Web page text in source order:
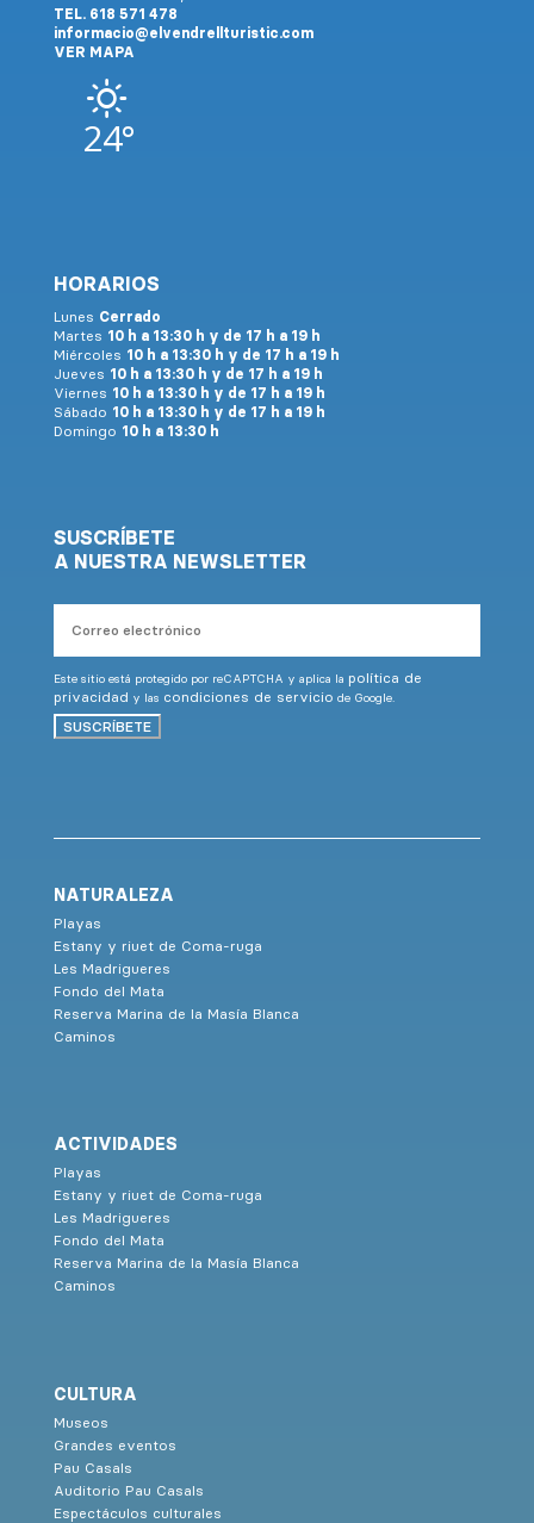
TEL. 618 571 478
informacio@elvendrellturistic.com
VER MAPA
24°
HORARIOS
Lunes Cerrado
Martes 10 h a 13:30 h y de 17 h a 19 h
Miércoles 10 h a 13:30 h y de 17 h a 19 h
Jueves 10 h a 13:30 h y de 17 h a 19 h
Viernes 10 h a 13:30 h y de 17 h a 19 h
Sábado 10 h a 13:30 h y de 17 h a 19 h
Domingo 10 h a 13:30 h
SUSCRÍBETE
A NUESTRA NEWSLETTER
electrónico
Este sitio está protegido por reCAPTCHA y aplica la política de
privacidad y las condiciones de servicio de Google.
SUSCRÍBETE
NATURALEZA
Playas
Estany y riuet de Coma-ruga
Les Madrigueres
Fondo del Mata
Reserva Marina de la Masía Blanca
Caminos
ACTIVIDADES
Playas
Estany y riuet de Coma-ruga
Les Madrigueres
Fondo del Mata
Reserva Marina de la Masía Blanca
Caminos
CULTURA
Museos
Grandes eventos
Pau Casals
Auditorio Pau Casals
Espectáculos culturales